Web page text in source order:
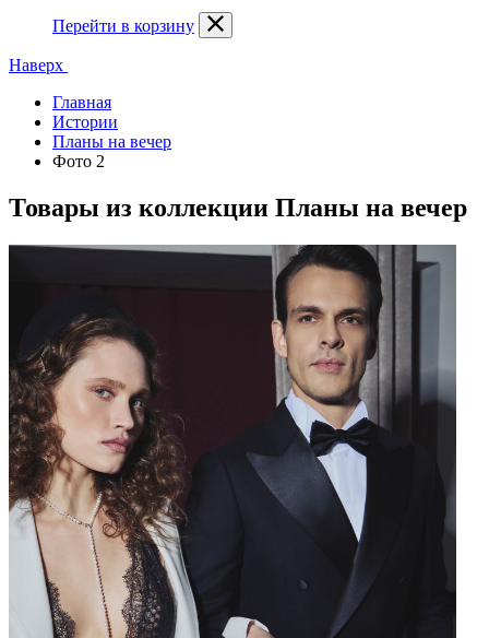
Перейти в корзину
Наверх
Главная
Истории
Планы на вечер
Фото 2
Товары из коллекции Планы на вечер